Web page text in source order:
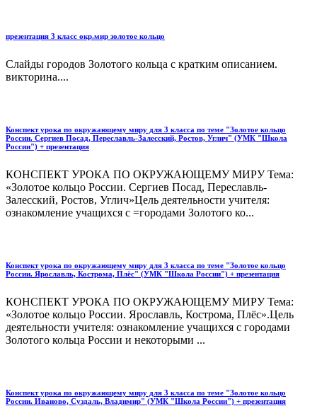
презентация 3 класс окр.мир золотое кольцо
Слайды городов Золотого кольца с кратким описанием.
викторина....
Конспект урока по окружающему миру для 3 класса по теме "Золотое кольцо
России. Сергиев Посад, Переславль-Залесский, Ростов, Углич" (УМК "Школа
России") + презентация
КОНСПЕКТ УРОКА ПО ОКРУЖАЮЩЕМУ МИРУ Тема:
«Золотое кольцо России. Сергиев Посад, Переславль-
Залесский, Ростов, Углич»Цель деятельности учителя:
ознакомление учащихся с =городами Золотого ко...
Конспект урока по окружающему миру для 3 класса по теме "Золотое кольцо
России. Ярославль, Кострома, Плёс" (УМК "Школа России") + презентация
КОНСПЕКТ УРОКА ПО ОКРУЖАЮЩЕМУ МИРУ Тема:
«Золотое кольцо России. Ярославль, Кострома, Плёс».Цель
деятельности учителя: ознакомление учащихся с городами
Золотого кольца России и некоторыми ...
Конспект урока по окружающему миру для 3 класса по теме "Золотое кольцо
России. Иваново, Суздаль, Владимир" (УМК "Школа России") + презентация